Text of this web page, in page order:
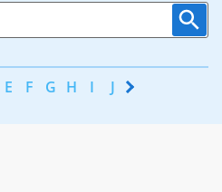
E F G H I J K